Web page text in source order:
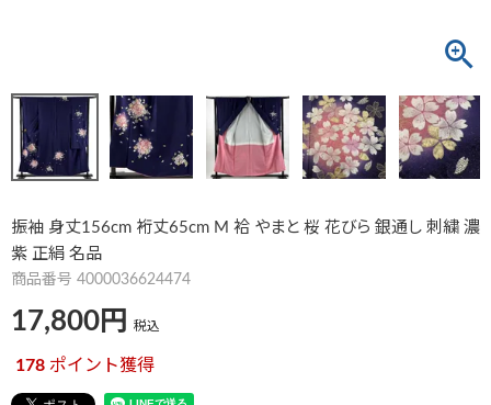
振袖 身丈156cm 裄丈65cm M 袷 やまと 桜 花びら 銀通し 刺繍 濃
紫 正絹 名品
商品番号 4000036624474
17,800 税込
178 ポイント獲得